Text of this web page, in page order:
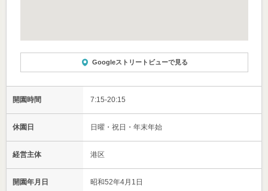
Googleストリートビューで見る
開園時間 7:15-20:15
休園日 日曜・祝日・年末年始
経営主体 港区
開園年月日 昭和52年4月1日